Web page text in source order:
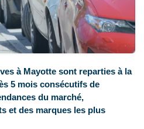
à Mayotte sont reparties à la
5 mois consécutifs de
du marché,
et des marques les plus